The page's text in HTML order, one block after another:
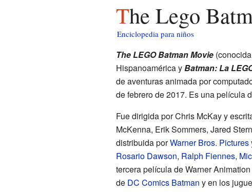
The Lego
Enciclopedia para niños
The LEGO Batman Movie
Hispanoamérica yBatman: La
de aventuras animada por
de febrero de 2017. Es una película
Fue dirigida por Chris McKay y
McKenna, Erik Sommers, Jared
distribuida porWarner Bros. Pictures
Rosario Dawson, Ralph Fiennes,
tercera película de Warner
de DC Comics Batman y en los